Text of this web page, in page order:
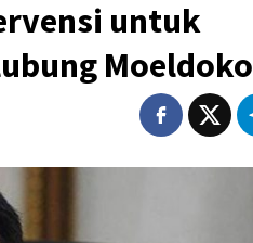
untuk
Moeldoko